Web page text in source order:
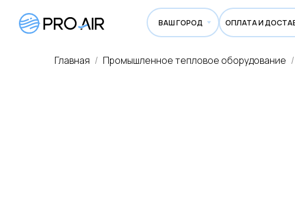
ОПЛАТА И ДОСТАВКА
ВАШ ГОРОД
Главная Промышленное тепловое оборудование